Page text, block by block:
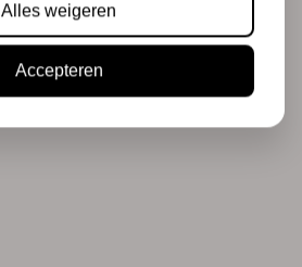
Alles weigeren
Accepteren